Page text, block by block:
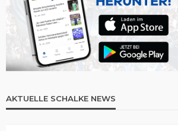
AKTUELLE SCHALKE NEWS